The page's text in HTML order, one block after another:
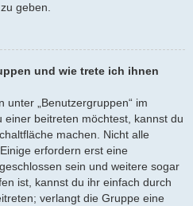
geben.
und wie trete ich ihnen
unter „Benutzergruppen“ im
einer beitreten möchtest, kannst du
machen. Nicht alle
erfordern erst eine
sein und weitere sogar
ist, kannst du ihr einfach durch
verlangt die Gruppe eine